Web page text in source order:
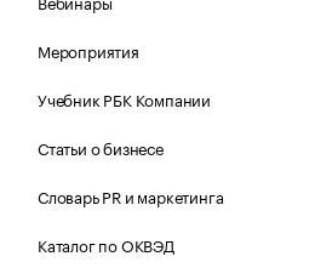
Мероприятия
Учебник РБК Компании
Статьи о бизнесе
Словарь PR и маркетинга
Каталог по ОКВЭД